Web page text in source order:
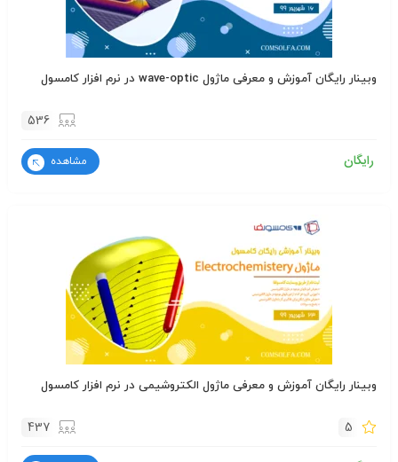
وبینار رایگان آموزش و معرفی ماژول wave-optic در نرم افزار کامسول
536
رایگان مشاهده
وبینار رایگان آموزش و معرفی ماژول الکتروشیمی در نرم افزار کامسول
5
437